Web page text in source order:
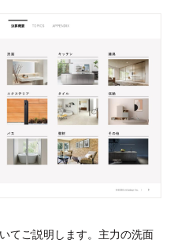
てご説明します。主力の洗面